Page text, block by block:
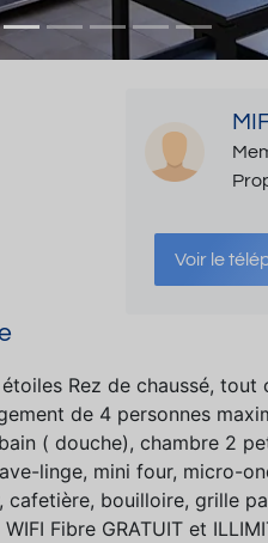
Voir le
Rez de chaussé,
de 4 personnes
( douche), chambre 2
linge, mini four, micro-
bouilloire, grille
Fibre GRATUIT et